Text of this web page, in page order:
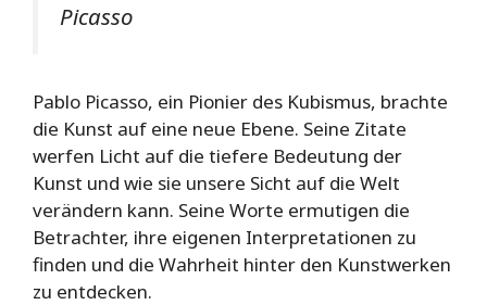
Picasso
Pablo Picasso, ein Pionier des Kubismus, brachte
die Kunst auf eine neue Ebene. Seine Zitate
werfen Licht auf die tiefere Bedeutung der
Kunst und wie sie unsere Sicht auf die Welt
verändern kann. Seine Worte ermutigen die
Betrachter, ihre eigenen Interpretationen zu
finden und die Wahrheit hinter den Kunstwerken
zu entdecken.